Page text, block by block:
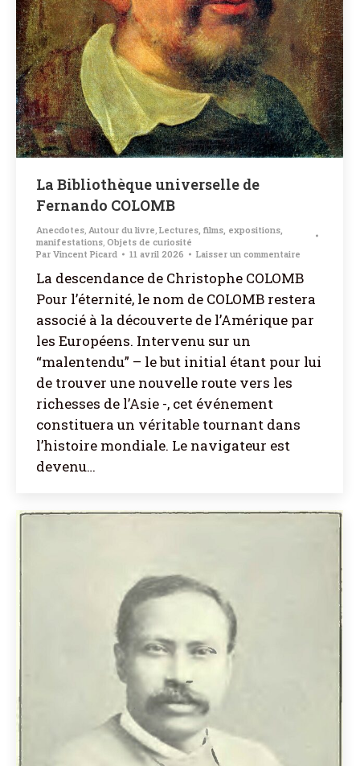
La Bibliothèque universelle de
Fernando COLOMB
Anecdotes, Autour du livre, Lectures, films, expositions,
manifestations, Objets de curiosité
Par Vincent Picard 11 avril 2026 Laisser un commentaire
La descendance de Christophe COLOMB
Pour l’éternité, le nom de COLOMB restera
associé à la découverte de l’Amérique par
les Européens. Intervenu sur un
“malentendu” – le but initial étant pour lui
de trouver une nouvelle route vers les
richesses de l’Asie -, cet événement
constituera un véritable tournant dans
l’histoire mondiale. Le navigateur est
devenu…